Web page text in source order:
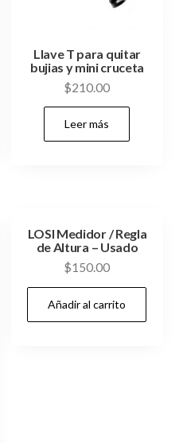
Llave T para quitar
bujias y mini cruceta
$210.00
Leer más
LOSI Medidor / Regla
de Altura – Usado
$150.00
Añadir al carrito